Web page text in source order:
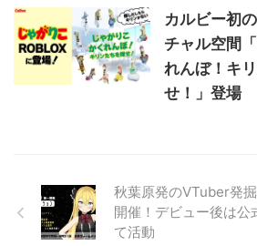
カルビー初
チャル空間
れんぼ！キ
せ！」登場
秋葉原発のVTuber発
開催！​デビュー後は公
て活動